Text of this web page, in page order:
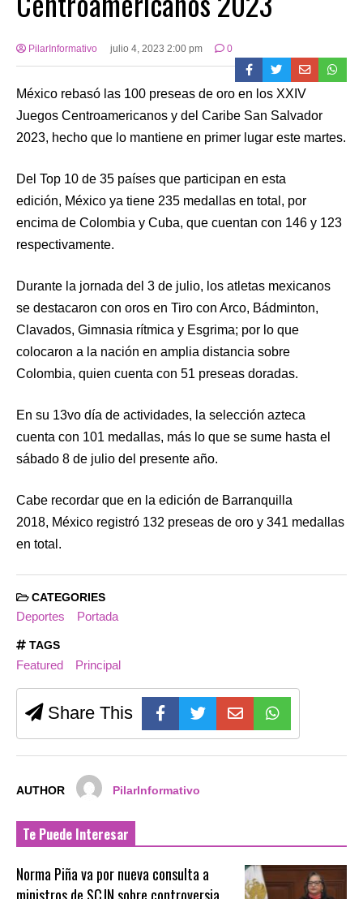
PilarInformativo julio 4, 2023 2:00 pm 0
México rebasó las 100 preseas de oro en los XXIV
Juegos Centroamericanos y del Caribe San Salvador
2023, hecho que lo mantiene en primer lugar este martes.
Del Top 10 de 35 países que participan en esta
edición, México ya tiene 235 medallas en total, por
encima de Colombia y Cuba, que cuentan con 146 y 123
respectivamente.
Durante la jornada del 3 de julio, los atletas mexicanos
se destacaron con oros en Tiro con Arco, Bádminton,
Clavados, Gimnasia rítmica y Esgrima; por lo que
colocaron a la nación en amplia distancia sobre
Colombia, quien cuenta con 51 preseas doradas.
En su 13vo día de actividades, la selección azteca
cuenta con 101 medallas, más lo que se sume hasta el
sábado 8 de julio del presente año.
Cabe recordar que en la edición de Barranquilla
2018, México registró 132 preseas de oro y 341 medallas
en total.
CATEGORIES
Deportes Portada
TAGS
Featured Principal
Share This
AUTHOR PilarInformativo
Te Puede Interesar
Norma Piña va por nueva consulta a